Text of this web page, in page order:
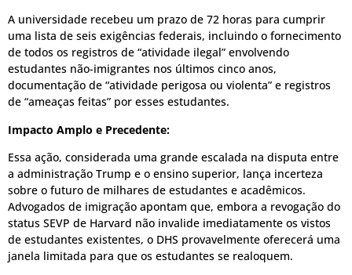
A universidade recebeu um prazo de 72 horas para cumprir
uma lista de seis exigências federais, incluindo o fornecimento
de todos os registros de “atividade ilegal” envolvendo
estudantes não-imigrantes nos últimos cinco anos,
documentação de “atividade perigosa ou violenta” e registros
de “ameaças feitas” por esses estudantes.
Impacto Amplo e Precedente:
Essa ação, considerada uma grande escalada na disputa entre
a administração Trump e o ensino superior, lança incerteza
sobre o futuro de milhares de estudantes e acadêmicos.
Advogados de imigração apontam que, embora a revogação do
status SEVP de Harvard não invalide imediatamente os vistos
de estudantes existentes, o DHS provavelmente oferecerá uma
janela limitada para que os estudantes se realoquem.